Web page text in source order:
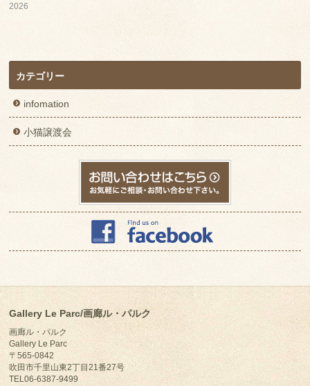
2026
カテゴリー
infomation
小猫譲渡会
Gallery Le Parc/画廊ル・パルク
画廊ル・パルク
Gallery Le Parc
〒565-0842
吹田市千里山東2丁目21番27号
TEL06-6387-9499